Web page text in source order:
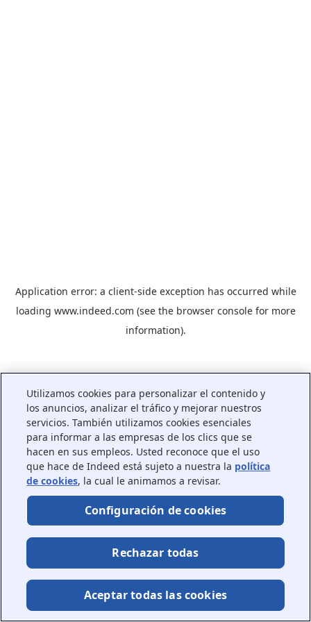
Application error: a client-side exception has occurred while
loading www.indeed.com (see the browser consolefor more
information).
Utilizamos cookies para personalizar el contenido y
los anuncios, analizar el tráfico y mejorar nuestros
servicios. También utilizamos cookies esenciales
para informar a las empresas de los clics que se
hacen en sus empleos. Usted reconoce que el uso
que hace de Indeed está sujeto a nuestra la política
de cookies, la cual le animamos a revisar.
Configuración de cookies
Rechazar todas
Aceptar todas las cookies